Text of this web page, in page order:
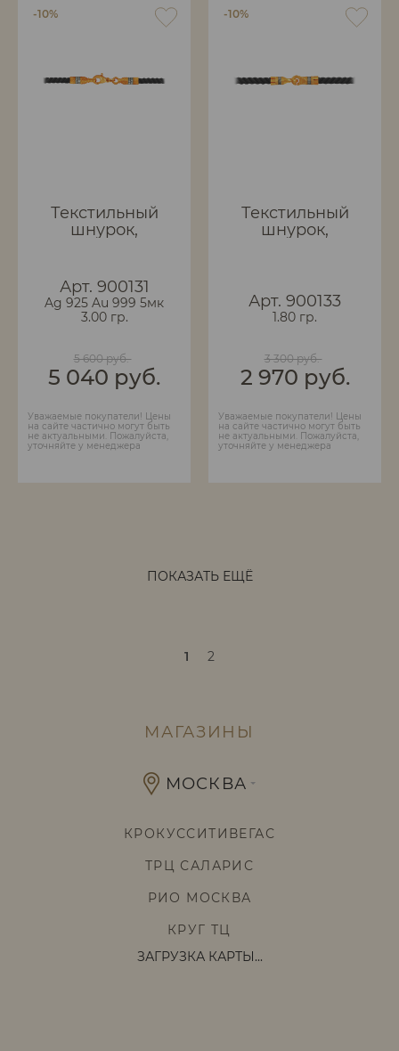
-10%
Текстильный
шнурок,
Арт. 900131
Ag 925 Au 999 5мк
3.00 гр.
5 600 руб.
5 040 руб.
Уважаемые покупатели! Цены
на сайте частично могут быть
не актуальными. Пожалуйста,
уточняйте у менеджера
-10%
Текстильный
шнурок,
Арт. 900133
1.80 гр.
3 300 руб.
2 970 руб.
Уважаемые покупатели! Цены
на сайте частично могут быть
не актуальными. Пожалуйста,
уточняйте у менеджера
ПОКАЗАТЬ ЕЩЁ
1 2
МАГАЗИНЫ
МОСКВА
КРОКУССИТИВЕГАС
ТРЦ САЛАРИС
РИО МОСКВА
КРУГ ТЦ
ЗАГРУЗКА КАРТЫ...